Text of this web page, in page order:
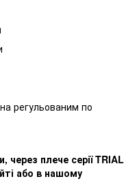
регульованим по
через плече серії TRIAL
або в нашому